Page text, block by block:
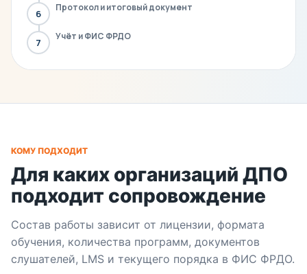
6
Протокол и итоговый документ
7
Учёт и ФИС ФРДО
КОМУ ПОДХОДИТ
Для каких организаций ДПО
подходит сопровождение
Состав работы зависит от лицензии, формата
обучения, количества программ, документов
слушателей, LMS и текущего порядка в ФИС ФРДО.